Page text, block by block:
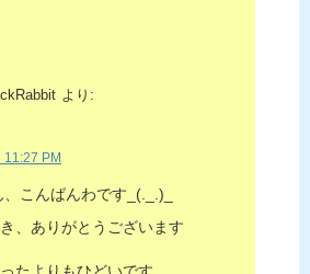
より:
PM
こんばんわです_(._.)_
、ありがとうございます